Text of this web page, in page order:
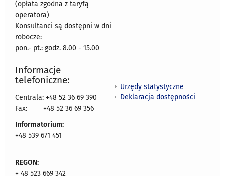
(opłata zgodna z taryfą
operatora)
Konsultanci są dostępni w dni
robocze:
pon.- pt.: godz. 8.00 - 15.00
Informacje
telefoniczne:
Centrala: +48 52 36 69 390
Fax:
+48 52 36 69 356
Informatorium:
+48 539 671 451
REGON:
+ 48 523 669 342
Urzędy statystyczne
Deklaracja dostępności